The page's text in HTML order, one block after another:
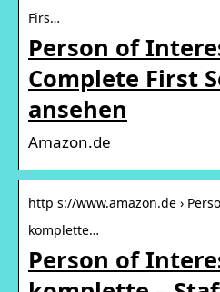
Firs…
Person of
Complete First
ansehen
Amazon.de
http s://www.amazon.de ›
komplette…
Person of